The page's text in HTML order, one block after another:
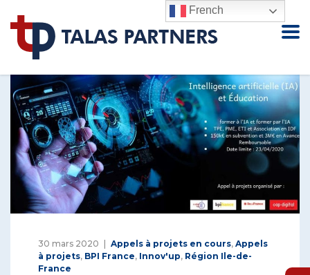
30 mars 2020 Appels à projets en cours, Appels
à projets, BPI France, Innov'up, Région Ile-de-
France
French